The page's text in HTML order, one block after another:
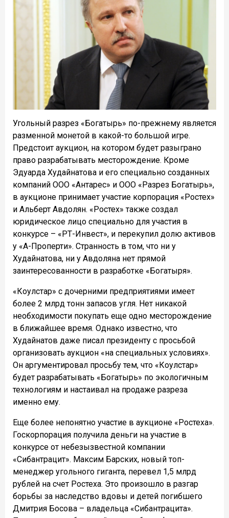
Угольный разрез «Богатырь» по-прежнему является
разменной монетой в какой-то большой игре.
Предстоит аукцион, на котором будет разыграно
право разрабатывать месторождение. Кроме
Эдуарда Худайнатова и его специально созданных
компаний ООО «Антарес» и ООО «Разрез Богатырь»,
в аукционе принимает участие корпорация «Ростех»
и Альберт Авдолян. «Ростех» также создал
юридическое лицо специально для участия в
конкурсе – «РТ-Инвест», и перекупил долю активов
у «А-Проперти». Странность в том, что ни у
Худайнатова, ни у Авдоляна нет прямой
заинтересованности в разработке «Богатыря».
«Коулстар» с дочерними предприятиями имеет
более 2 млрд тонн запасов угля. Нет никакой
необходимости покупать еще одно месторождение
в ближайшее время. Однако известно, что
Худайнатов даже писал президенту с просьбой
организовать аукцион «на специальных условиях».
Он аргументировал просьбу тем, что «Коулстар»
будет разрабатывать «Богатырь» по экологичным
технологиям и настаивал на продаже разреза
именно ему.
Еще более непонятно участие в аукционе «Ростеха».
Госкорпорация получила деньги на участие в
конкурсе от небезызвестной компании
«Сибантрацит». Максим Барских, новый топ-
менеджер угольного гиганта, перевел 1,5 млрд
рублей на счет Ростеха. Это произошло в разгар
борьбы за наследство вдовы и детей погибшего
Дмитрия Босова – владельца «Сибантрацита».